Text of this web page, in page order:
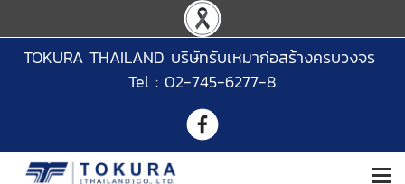
TOKURA THAILAND บริษัทรับเหมาก่อสร้างครบวงจร
Tel : 02-745-6277-8